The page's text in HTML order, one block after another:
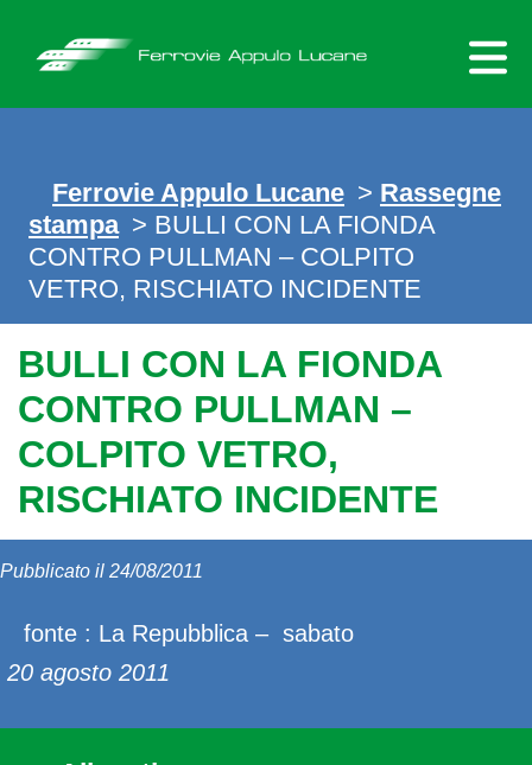
content
Ferrovie Appulo Lucane > Rassegne
stampa > BULLI CON LA FIONDA
CONTRO PULLMAN – COLPITO
VETRO, RISCHIATO INCIDENTE
BULLI CON LA FIONDA
CONTRO PULLMAN –
COLPITO VETRO,
RISCHIATO INCIDENTE
Pubblicato il 24/08/2011
fonte : La Repubblica – sabato
20 agosto 2011